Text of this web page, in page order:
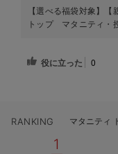
【選べる福袋対象】
トップ マタニティ・
役に立った 0
RANKING マタニティ
1